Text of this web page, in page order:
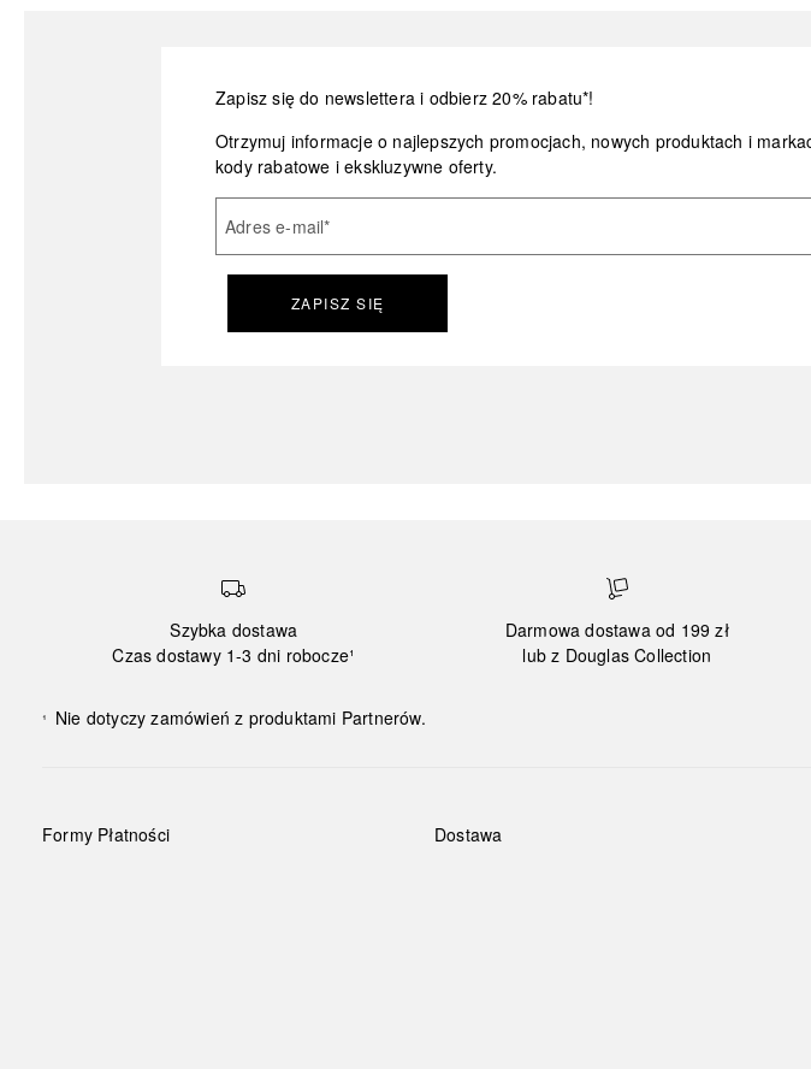
Zapisz się do newslettera i odbierz 20% rabatu*!
Otrzymuj informacje o najlepszych promocjach, nowych produktach i
kody rabatowe i ekskluzywne oferty.
Adres e-mail*
ZAPISZ SIĘ
Szybka dostawa
Czas dostawy 1-3 dni robocze¹
Darmowa dostawa od 199 zł
lub z Douglas Collection
¹ Nie dotyczy zamówień z produktami Partnerów.
Formy Płatności Dostawa